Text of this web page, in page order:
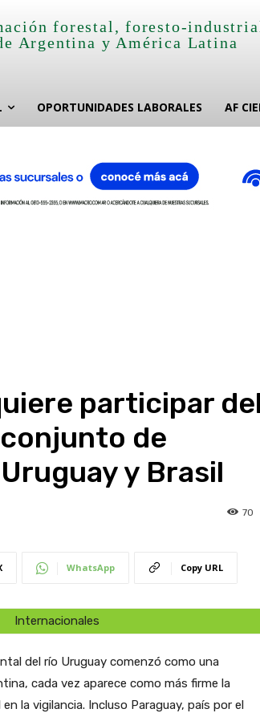
forestal, foresto-
Argentina y América Latina
OPORTUNIDADES LABORALES AF
participar
de
y Brasil
70
WhatsApp Copy URL
Internacionales
del río Uruguay comenzó como una
cada vez aparece como más firme la
la vigilancia. Incluso Paraguay, país por el